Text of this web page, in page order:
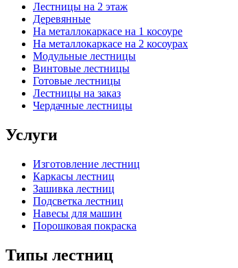
Лестницы на 2 этаж
Деревянные
На металлокаркасе на 1 косоуре
На металлокаркасе на 2 косоурах
Модульные лестницы
Винтовые лестницы
Готовые лестницы
Лестницы на заказ
Чердачные лестницы
Услуги
Изготовление лестниц
Каркасы лестниц
Зашивка лестниц
Подсветка лестниц
Навесы для машин
Порошковая покраска
Типы лестниц